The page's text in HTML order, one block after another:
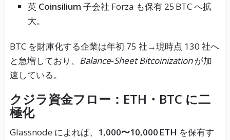
英 Coinsilium 子会社 Forza も保有 25 BTC へ拡
大。
BTC を財庫化する企業は年初 75 社→現時点 130 社へ
と急増しており、 Balance‑Sheet Bitcoinizationが加
速している。
クジラ資金フロー：ETH・BTC に二
極化
Glassnode によれば、 1,000〜10,000 ETH を保有す